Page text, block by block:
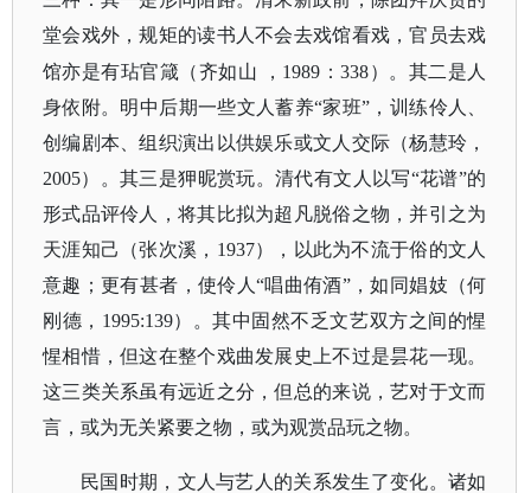
堂会戏外，规矩的读书人不会去戏馆看戏，官员去戏
馆亦是有玷官箴（齐如山
， 1989：338）。其二是人
身依附。明中后期一些文人蓄养“家班”，训练伶人、
创编剧本、组织演出以供娱乐或文人交际（杨慧玲，
2005）。其三是狎昵赏玩。清代有文人以写“花谱”的
形式品评伶人，将其比拟为超凡脱俗之物，并引之为
天涯知己（张次溪，1937），以此为不流于俗的文人
意趣；更有甚者，使伶人“唱曲侑酒”，如同娼妓（何
刚德，1995:139）。其中固然不乏文艺双方之间的惺
惺相惜，但这在整个戏曲发展史上不过是昙花一现。
这三类关系虽有远近之分，但总的来说，艺对于文而
言，或为无关紧要之物，或为观赏品玩之物。
民国时期，文人与艺人的关系发生了变化。诸如